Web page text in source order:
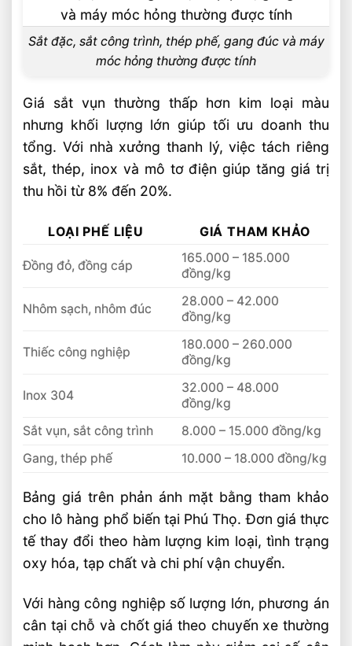
Sắt đặc, sắt công trình, thép phế, gang đúc và máy
móc hỏng thường được tính
Giá sắt vụn thường thấp hơn kim loại màu
nhưng khối lượng lớn giúp tối ưu doanh thu
tổng. Với nhà xưởng thanh lý, việc tách riêng
sắt, thép, inox và mô tơ điện giúp tăng giá trị
thu hồi từ 8% đến 20%.
LOẠI PHẾ LIỆU GIÁ THAM KHẢO
Đồng đỏ, đồng cáp
165.000 – 185.000
đồng/kg
Nhôm sạch, nhôm đúc
28.000 – 42.000
đồng/kg
Thiếc công nghiệp
180.000 – 260.000
đồng/kg
Inox 304
32.000 – 48.000
đồng/kg
Sắt vụn, sắt công trình
8.000 – 15.000 đồng/kg
Gang, thép phế
10.000 – 18.000 đồng/kg
Bảng giá trên phản ánh mặt bằng tham khảo
cho lô hàng phổ biến tại Phú Thọ. Đơn giá thực
tế thay đổi theo hàm lượng kim loại, tình trạng
oxy hóa, tạp chất và chi phí vận chuyển.
Với hàng công nghiệp số lượng lớn, phương án
cân tại chỗ và chốt giá theo chuyến xe thường